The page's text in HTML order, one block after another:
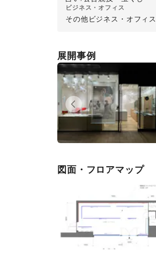
ビジネス・オフィス
その他ビジネス・オフィス
展開事例
Previous slide
図面・フロアマップ